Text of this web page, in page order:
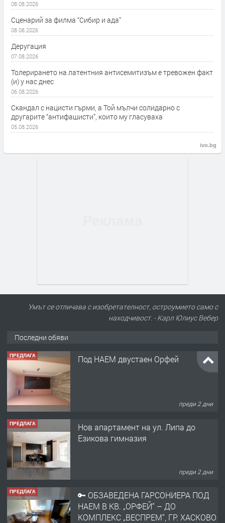
08.08.2026
Сценарий за филма “Сибир и ада”
08.08.2026
Деругация
07.08.2026
Толерирането на латентния антисемитизъм е тревожен факт
(и) у нас днес
06.08.2026
Скандал с нацисти гърми, а Той мълчи солидарно с
другарите “антифашисти”, които му гласуваха
05.08.2026
ivo.bg
Умът се отличава с изобретателност, остроумието само с
находчивост. - Карл Юлиус Вебер
Последни обяви
ПРЕДЛАГА Под НАЕМ двустаен Орфей
преди 2 дни
ПРЕДЛАГА
Нов апартамент на ул. Липа до
Езикова гимназия
преди 2 дни
ПРЕДЛАГА
🔑 ОБЗАВЕДЕНА ГАРСОНИЕРА ПОД
НАЕМ В КВ. „ОРФЕЙ“ – ДО
КОМПЛЕКС „ВЕСПРЕМ“, ГР. ХАСКОВО